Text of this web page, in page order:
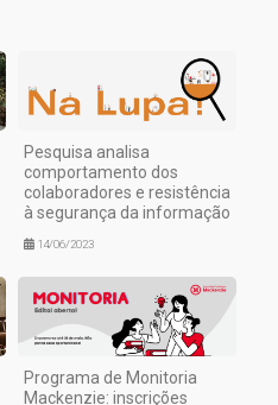
Pesquisa analisa
comportamento dos
colaboradores e resistência
à segurança da informação
14/06/2023
Programa de Monitoria
Mackenzie: inscrições